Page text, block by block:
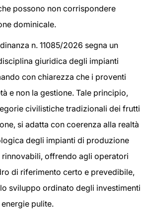
possono non corrispondere
dominicale.
n. 11085/2026 segna un
giuridica degli impianti
con chiarezza che i proventi
e non la gestione. Tale principio,
civilistiche tradizionali dei frutti
si adatta con coerenza alla realtà
degli impianti di produzione
offrendo agli operatori
di riferimento certo e prevedibile,
sviluppo ordinato degli investimenti
pulite.